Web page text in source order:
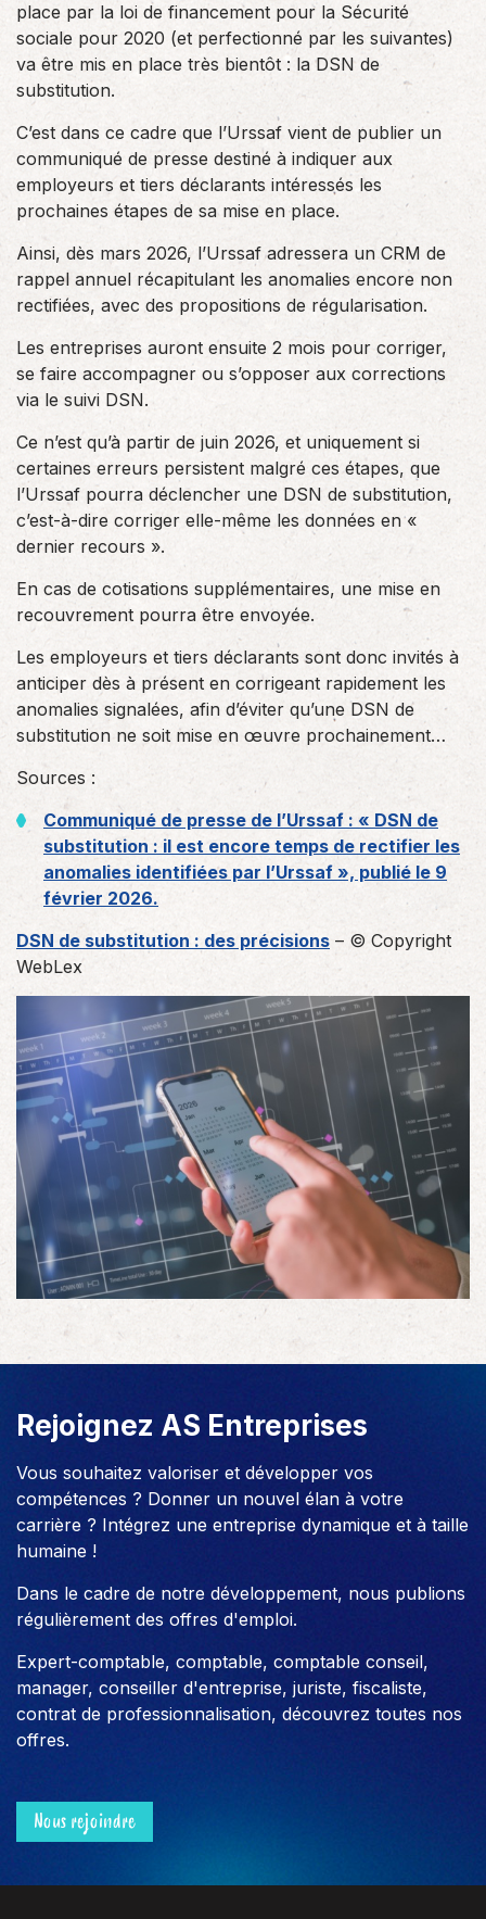
place par la loi de financement pour la Sécurité
sociale pour 2020 (et perfectionné par les suivantes)
va être mis en place très bientôt : la DSN de
substitution.
C’est dans ce cadre que l’Urssaf vient de publier un
communiqué de presse destiné à indiquer aux
employeurs et tiers déclarants intéressés les
prochaines étapes de sa mise en place.
Ainsi, dès mars 2026, l’Urssaf adressera un CRM de
rappel annuel récapitulant les anomalies encore non
rectifiées, avec des propositions de régularisation.
Les entreprises auront ensuite 2 mois pour corriger,
se faire accompagner ou s’opposer aux corrections
via le suivi DSN.
Ce n’est qu’à partir de juin 2026, et uniquement si
certaines erreurs persistent malgré ces étapes, que
l’Urssaf pourra déclencher une DSN de substitution,
c’est-à-dire corriger elle-même les données en «
dernier recours ».
En cas de cotisations supplémentaires, une mise en
recouvrement pourra être envoyée.
Les employeurs et tiers déclarants sont donc invités à
anticiper dès à présent en corrigeant rapidement les
anomalies signalées, afin d’éviter qu’une DSN de
substitution ne soit mise en œuvre prochainement…
Sources :
Communiqué de presse de l’Urssaf : « DSN de
substitution : il est encore temps de rectifier les
anomalies identifiées par l’Urssaf », publié le 9
février 2026.
DSN de substitution : des précisions – © Copyright
WebLex
Rejoignez AS Entreprises
Vous souhaitez valoriser et développer vos
compétences ? Donner un nouvel élan à votre
carrière ? Intégrez une entreprise dynamique et à taille
humaine !
Dans le cadre de notre développement, nous publions
régulièrement des offres d'emploi.
Expert-comptable, comptable, comptable conseil,
manager, conseiller d'entreprise, juriste, fiscaliste,
contrat de professionnalisation, découvrez toutes nos
offres.
Nous rejoindre